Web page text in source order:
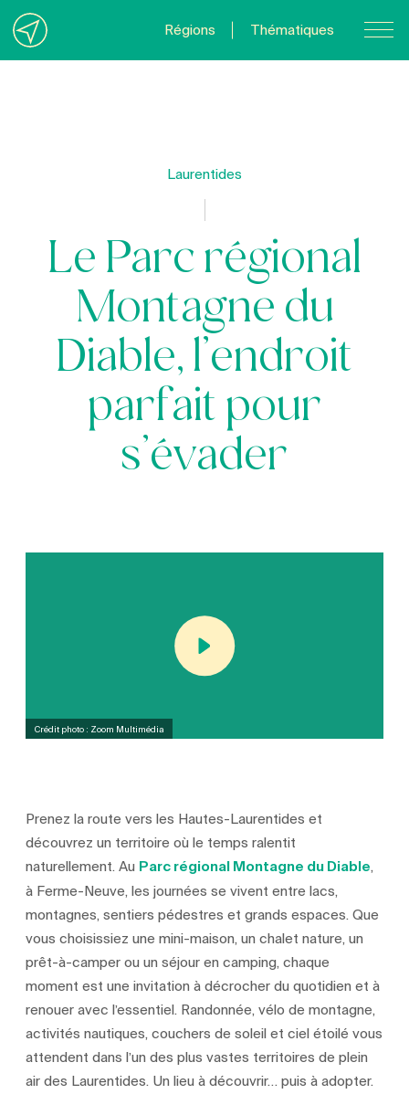
Régions Thématiques
Laurentides
Le Parc régional
Montagne du
Diable, l’endroit
parfait pour
s’évader
Crédit photo : Zoom Multimédia
Prenez la route vers les Hautes-Laurentides et
découvrez un territoire où le temps ralentit
naturellement. Au Parc régional Montagne du Diable,
à Ferme-Neuve, les journées se vivent entre lacs,
montagnes, sentiers pédestres et grands espaces. Que
vous choisissiez une mini-maison, un chalet nature, un
prêt-à-camper ou un séjour en camping, chaque
moment est une invitation à décrocher du quotidien et à
renouer avec l’essentiel. Randonnée, vélo de montagne,
activités nautiques, couchers de soleil et ciel étoilé vous
attendent dans l’un des plus vastes territoires de plein
air des Laurentides. Un lieu à découvrir… puis à adopter.